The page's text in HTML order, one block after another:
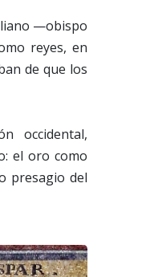
—obispo
reyes, en
de que los
occidental,
el oro como
presagio del